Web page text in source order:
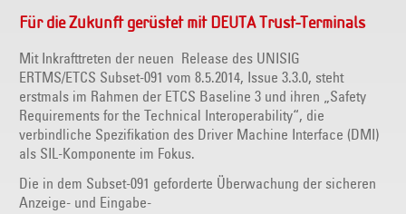
Für die Zukunft gerüstet mit DEUTA Trust-Terminals
Mit Inkrafttreten der neuen Release des UNISIG
ERTMS/ETCS Subset-091 vom 8.5.2014, Issue 3.3.0, steht
erstmals im Rahmen der ETCS Baseline 3 und ihren „Safety
Requirements for the Technical Interoperability“, die
verbindliche Spezifikation des Driver Machine Interface (DMI)
als SIL-Komponente im Fokus.
Die in dem Subset-091 geforderte Überwachung der sicheren
Anzeige- und Eingabe-